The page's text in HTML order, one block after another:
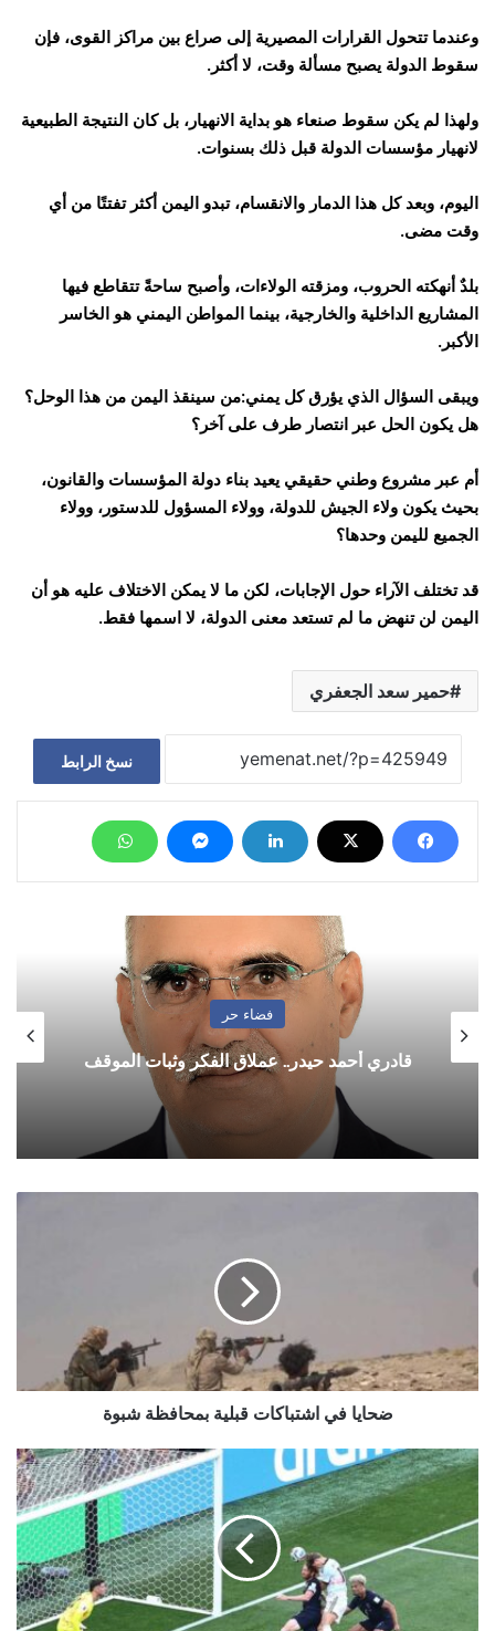
وعندما تتحول القرارات المصيرية إلى صراع بين مراكز القوى، فإن
سقوط الدولة يصبح مسألة وقت، لا أكثر.
ولهذا لم يكن سقوط صنعاء هو بداية الانهيار، بل كان النتيجة الطبيعية
لانهيار مؤسسات الدولة قبل ذلك بسنوات.
اليوم، وبعد كل هذا الدمار والانقسام، تبدو اليمن أكثر تفتتًا من أي
وقت مضى.
بلدٌ أنهكته الحروب، ومزقته الولاءات، وأصبح ساحةً تتقاطع فيها
المشاريع الداخلية والخارجية، بينما المواطن اليمني هو الخاسر
الأكبر.
ويبقى السؤال الذي يؤرق كل يمني:من سينقذ اليمن من هذا الوحل؟
هل يكون الحل عبر انتصار طرف على آخر؟
أم عبر مشروع وطني حقيقي يعيد بناء دولة المؤسسات والقانون،
بحيث يكون ولاء الجيش للدولة، وولاء المسؤول للدستور، وولاء
الجميع لليمن وحدها؟
قد تختلف الآراء حول الإجابات، لكن ما لا يمكن الاختلاف عليه هو أن
اليمن لن تنهض ما لم تستعد معنى الدولة، لا اسمها فقط.
حمير سعد الجعفري
نسخ الرابط
فضاء حر
قادري أحمد حيدر.. عملاق الفكر وثبات الموقف
قبلية
ضحايا في اشتباكات قبلية بمحافظة شبوة
كأس
العالم..
تتأهل
إلى
النهائي